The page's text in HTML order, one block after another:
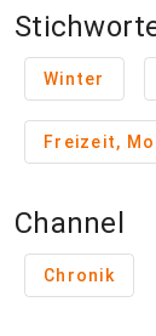
Winter
Freizeit,
Channel
Chronik